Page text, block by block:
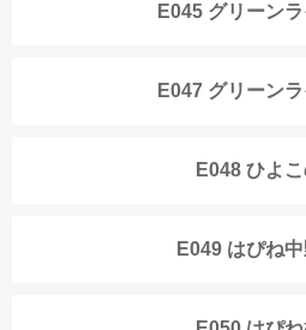
E045 グリーン
E047 グリーン
E048 ひよ
E049 はぴね